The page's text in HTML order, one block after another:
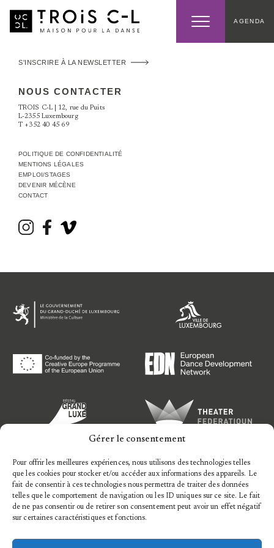
Gérer le consentement
Pour offrir les meilleures expériences, nous utilisons des technologies telles
que les cookies pour stocker et/ou accéder aux informations des appareils. Le
fait de consentir à ces technologies nous permettra de traiter des données
telles que le comportement de navigation ou les ID uniques sur ce site. Le fait
de ne pas consentir ou de retirer son consentement peut avoir un effet négatif
sur certaines caractéristiques et fonctions.
AGENDA
S'INSCRIRE À LA NEWSLETTER
NOUS CONTACTER
TROIS C-L | 12, rue du Puits
L-2355 Luxembourg
T +352 40 45 69
POLITIQUE DE CONFIDENTIALITÉ
MENTIONS LÉGALES
EMPLOI/STAGES
DEVENIR MÉCÈNE
CONTACT